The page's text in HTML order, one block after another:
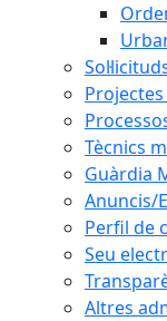
Tècnics
Guàrdia
Anuncis/
Perfil de
Seu
Altres